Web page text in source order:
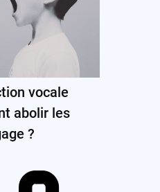
vocale
abolir les
?